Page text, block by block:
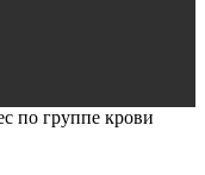
по группе крови